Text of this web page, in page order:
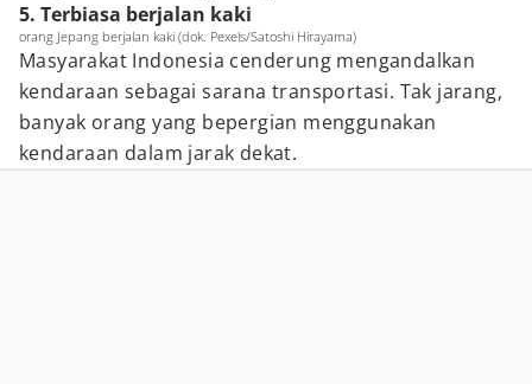
5. Terbiasa berjalan kaki
orang Jepang berjalan kaki (dok. Pexels/Satoshi Hirayama)
Masyarakat Indonesia cenderung mengandalkan
kendaraan sebagai sarana transportasi. Tak jarang,
banyak orang yang bepergian menggunakan
kendaraan dalam jarak dekat.